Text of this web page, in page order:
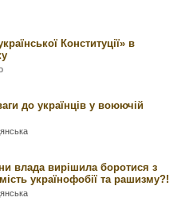
Конституції» в
до українців у воюючій
влада вирішила боротися з
українофобії та рашизму?!